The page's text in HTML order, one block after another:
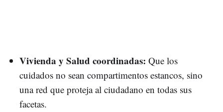
Vivienda y Salud coordinadas: Que los
cuidados no sean compartimentos estancos, sino
una red que proteja al ciudadano en todas sus
facetas.